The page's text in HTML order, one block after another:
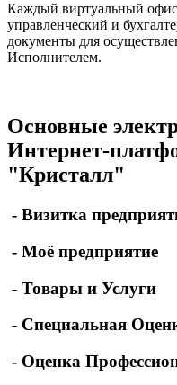
Каждый виртуальный офис
управленческий и
документы для
Исполнителем.
Основные
Интернет-
"Кристалл"
- Визитка
- Моё предприятие
- Товары и Услуги
- Специальная
- Оценка